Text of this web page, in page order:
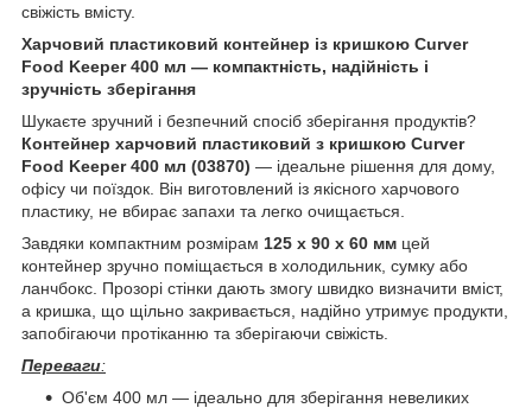
свіжість вмісту.
Харчовий пластиковий контейнер із кришкою Curver
Food Keeper 400 мл — компактність, надійність і
зручність зберігання
Шукаєте зручний і безпечний спосіб зберігання продуктів?
Контейнер харчовий пластиковий з кришкою Curver
Food Keeper 400 мл (03870) — ідеальне рішення для дому,
офісу чи поїздок. Він виготовлений із якісного харчового
пластику, не вбирає запахи та легко очищається.
Завдяки компактним розмірам 125 x 90 x 60 мм цей
контейнер зручно поміщається в холодильник, сумку або
ланчбокс. Прозорі стінки дають змогу швидко визначити вміст,
а кришка, що щільно закривається, надійно утримує продукти,
запобігаючи протіканню та зберігаючи свіжість.
Переваги:
Об'єм 400 мл — ідеально для зберігання невеликих